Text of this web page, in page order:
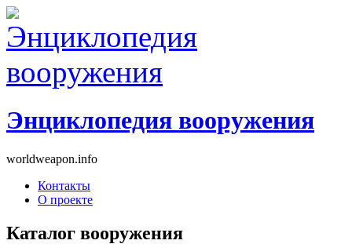
Энциклопедия вооружения
worldweapon.info
Контакты
О проекте
Каталог вооружения